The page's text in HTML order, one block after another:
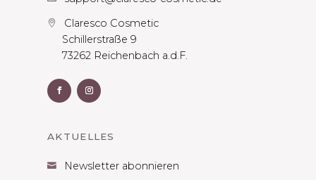

Claresco Cosmetic
Schillerstraße 9
73262 Reichenbach a.d.F.
AKTUELLES
 Newsletter abonnieren